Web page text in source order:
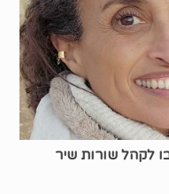
לקהל שורות שיר